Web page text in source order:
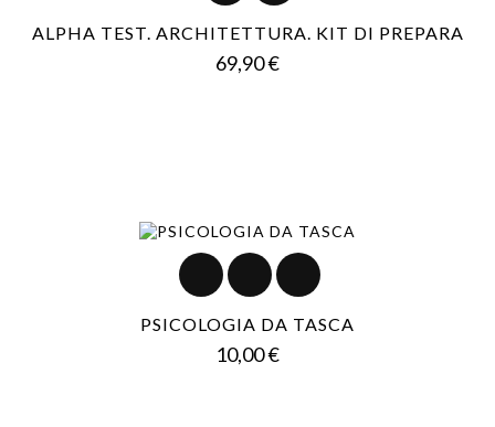
ALPHA TEST. ARCHITETTURA. KIT DI PREPARA
69,90 €Prezzo
PSICOLOGIA DA TASCA
10,00 €Prezzo